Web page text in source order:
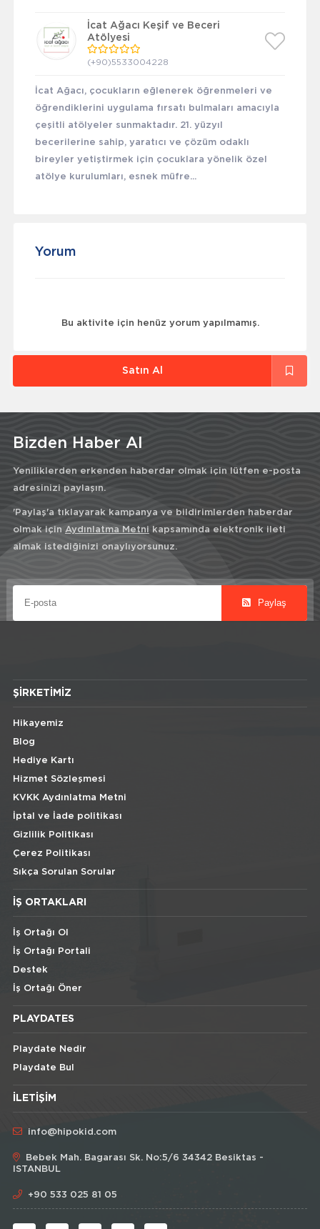
İcat Ağacı Keşif ve Beceri
Atölyesi
(+90)5533004228
İcat Ağacı, çocukların eğlenerek öğrenmeleri ve
öğrendiklerini uygulama fırsatı bulmaları amacıyla
çeşitli atölyeler sunmaktadır. 21. yüzyıl
becerilerine sahip, yaratıcı ve çözüm odaklı
bireyler yetiştirmek için çocuklara yönelik özel
atölye kurulumları, esnek müfre...
Yorum
Bu aktivite için henüz yorum yapılmamış.
Satın Al
Bizden Haber Al
Yeniliklerden erkenden haberdar olmak için lütfen e-posta
adresinizi paylaşın.
'Paylaş'a tıklayarak kampanya ve bildirimlerden haberdar
olmak için Aydınlatma Metni kapsamında elektronik ileti
almak istediğinizi onaylıyorsunuz.
Paylaş
ŞIRKETIMIZ
Hikayemiz
Blog
Hediye Kartı
Hizmet Sözleşmesi
KVKK Aydınlatma Metni
İptal ve İade politikası
Gizlilik Politikası
Çerez Politikası
Sıkça Sorulan Sorular
İŞ ORTAKLARI
İş Ortağı Ol
İş Ortağı Portali
Destek
İş Ortağı Öner
PLAYDATES
Playdate Nedir
Playdate Bul
İLETIŞIM
info@hipokid.com
Bebek Mah. Bagarası Sk. No:5/6 34342 Besiktas -
ISTANBUL
+90 533 025 81 05